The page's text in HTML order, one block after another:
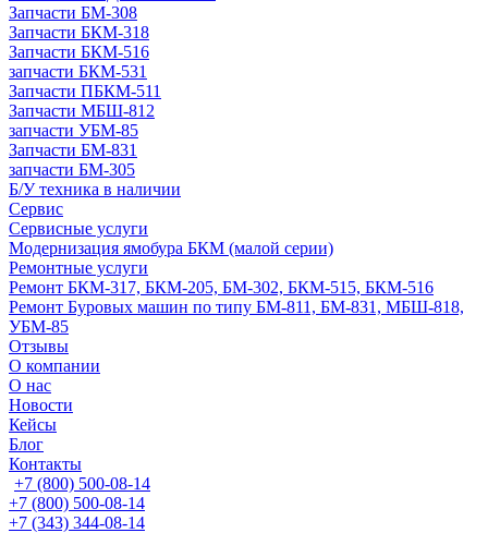
Запчасти БМ-308
Запчасти БКМ-318
Запчасти БКМ-516
запчасти БКМ-531
Запчасти ПБКМ-511
Запчасти МБШ-812
запчасти УБМ-85
Запчасти БМ-831
запчасти БМ-305
Б/У техника в наличии
Сервис
Сервисные услуги
Модернизация ямобура БКМ (малой серии)
Ремонтные услуги
Ремонт БКМ-317, БКМ-205, БМ-302, БКМ-515, БКМ-516
Ремонт Буровых машин по типу БМ-811, БМ-831, МБШ-818,
УБМ-85
Отзывы
О компании
О нас
Новости
Кейсы
Блог
Контакты
+7 (800) 500-08-14
+7 (800) 500-08-14
+7 (343) 344-08-14